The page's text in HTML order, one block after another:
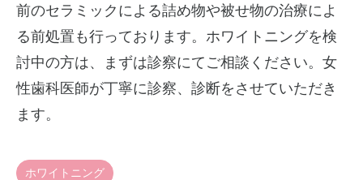
前のセラミックによる詰め物や被せ物の治療によ
る前処置も行っております。ホワイトニングを検
討中の方は、まずは診察にてご相談ください。女
性歯科医師が丁寧に診察、診断をさせていただき
ます。
ホワイトニング